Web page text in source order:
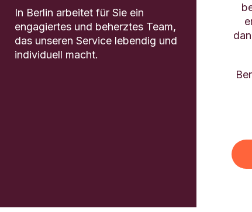
In Berlin arbeitet für Sie ein
engagiertes und beherztes Team,
das unseren Service lebendig und
individuell macht.